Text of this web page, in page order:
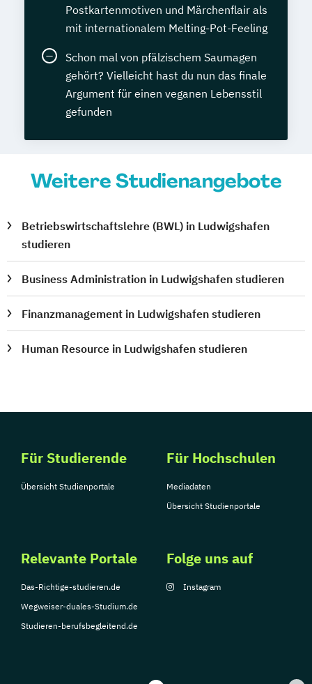
Postkartenmotiven und Märchenflair als
mit internationalem Melting-Pot-Feeling
Schon mal von pfälzischem Saumagen
gehört? Vielleicht hast du nun das finale
Argument für einen veganen Lebensstil
gefunden
Weitere Studienangebote
Betriebswirtschaftslehre (BWL) in Ludwigshafen
studieren
Business Administration in Ludwigshafen studieren
Finanzmanagement in Ludwigshafen studieren
Human Resource in Ludwigshafen studieren
Für Studierende
Übersicht Studienportale
Für Hochschulen
Mediadaten
Übersicht Studienportale
Relevante Portale
Das-Richtige-studieren.de
Wegweiser-duales-Studium.de
Studieren-berufsbegleitend.de
Folge uns auf
Instagram